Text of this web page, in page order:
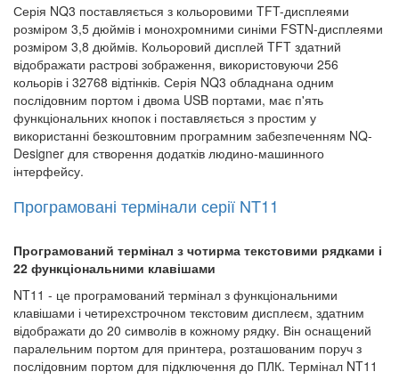
Серія NQ3 поставляється з кольоровими TFT-дисплеями
розміром 3,5 дюймів і монохромними синіми FSTN-дисплеями
розміром 3,8 дюймів. Кольоровий дисплей TFT здатний
відображати растрові зображення, використовуючи 256
кольорів і 32768 відтінків. Серія NQ3 обладнана одним
послідовним портом і двома USB портами, має п'ять
функціональних кнопок і поставляється з простим у
використанні безкоштовним програмним забезпеченням NQ-
Designer для створення додатків людино-машинного
інтерфейсу.
Програмовані термінали серії NT11
Програмований термінал з чотирма текстовими рядками і
22 функціональними клавішами
NT11 - це програмований термінал з функціональними
клавішами і четирехстрочном текстовим дисплеєм, здатним
відображати до 20 символів в кожному рядку. Він оснащений
паралельним портом для принтера, розташованим поруч з
послідовним портом для підключення до ПЛК. Термінал NT11